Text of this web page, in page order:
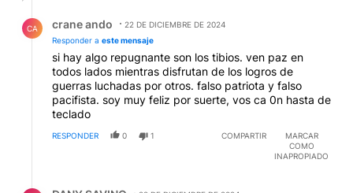
CA crane ando
22 DE DICIEMBRE DE 2024
Responder a este mensaje
si hay algo repugnante son los tibios. ven paz en
todos lados mientras disfrutan de los logros de
guerras luchadas por otros. falso patriota y falso
pacifista. soy muy feliz por suerte, vos ca 0n hasta de
teclado
RESPONDER 0 1 COMPARTIR
MARCAR
COMO
INAPROPIADO